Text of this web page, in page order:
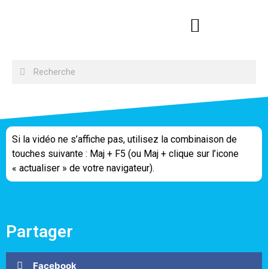
Si la vidéo ne s’affiche pas, utilisez la combinaison de
touches suivante : Maj + F5 (ou Maj + clique sur l’icone
« actualiser » de votre navigateur).
Partager
Facebook